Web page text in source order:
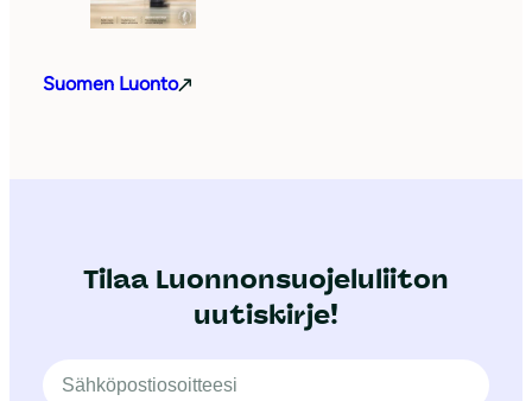
Suomen Luonto
Tilaa Luonnonsuojeluliiton
uutiskirje!